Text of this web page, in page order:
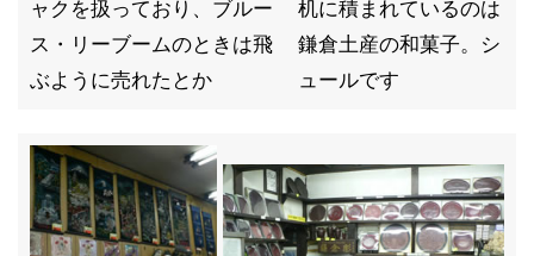
ャクを扱っており、ブルー
ス・リーブームのときは飛
ぶように売れたとか
机に積まれているのは
鎌倉土産の和菓子。シ
ュールです